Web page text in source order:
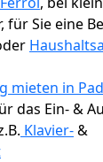
für Sie eine
mieten in
das Ein- &
Klavier-&